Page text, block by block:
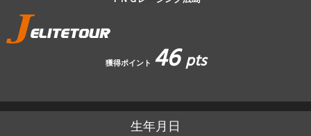
獲得ポイント 46pts
生年月日